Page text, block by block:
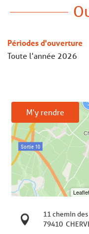
Périodes d'ouverture
Toute l'année 2026
M'y rendre
11 chemin
79410